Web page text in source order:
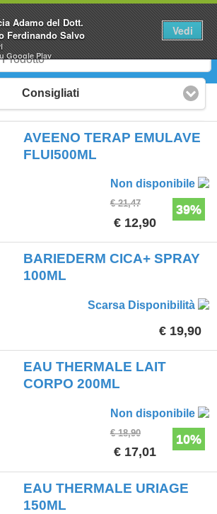
Adamo del Dott.
Ferdinando Salvo
Google Play
Vedi
0
Consigliati
AVEENO TERAP EMULAVE
FLUI500ML
Non disponibile
39%
€ 21,47
€ 12,90
BARIEDERM CICA+ SPRAY
100ML
Scarsa Disponibilità
€ 19,90
EAU THERMALE LAIT
CORPO 200ML
Non disponibile
10%
€ 18,90
€ 17,01
EAU THERMALE URIAGE
150ML